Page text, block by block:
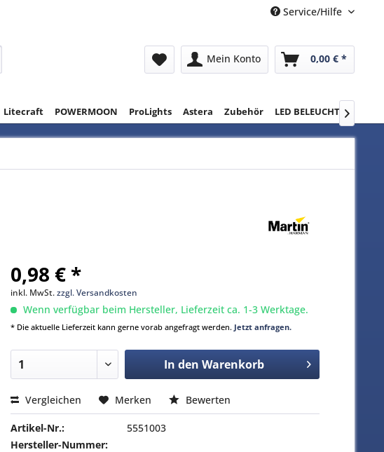
Service/Hilfe
Mein Konto 0,00 € *
Litecraft POWERMOON ProLights Astera Zubehör LED BELEUCHTUNG

0,98 € *
inkl. MwSt.zzgl. Versandkosten
Wenn verfügbar beim Hersteller, Lieferzeit ca. 1-3 Werktage.
* Die aktuelle Lieferzeit kann gerne vorab angefragt werden. Jetzt anfragen.
In den Warenkorb
Vergleichen Merken Bewerten
Artikel-Nr.:
5551003
Hersteller-Nummer: